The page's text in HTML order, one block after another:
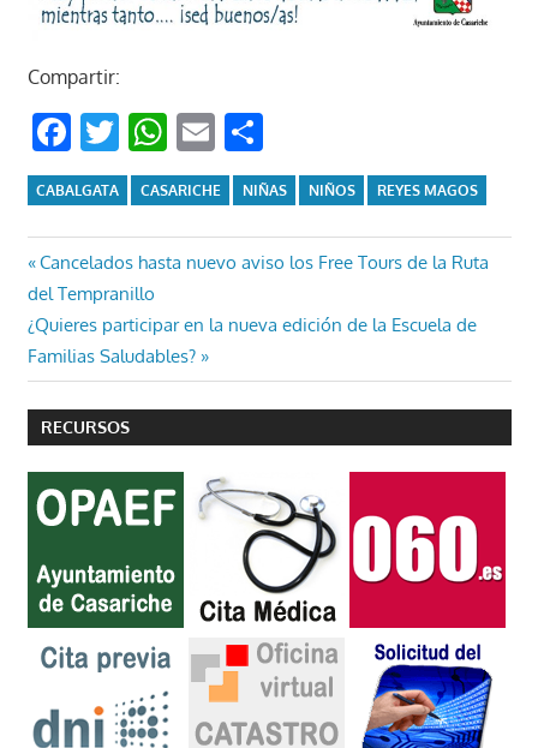
Compartir:
Facebook
Twitter
WhatsApp
EmailCompartir
CABALGATA CASARICHE NIÑAS NIÑOS REYES MAGOS
Navegación
de
entradas
Entrada
anterior:
Cancelados hasta nuevo aviso los Free Tours de la Ruta
del Tempranillo
Entrada
siguiente:
¿Quieres participar en la nueva edición de la Escuela de
Familias Saludables?
RECURSOS